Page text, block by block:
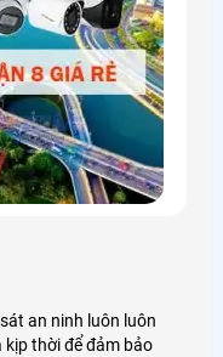
an ninh luôn luôn
kịp thời để đảm bảo